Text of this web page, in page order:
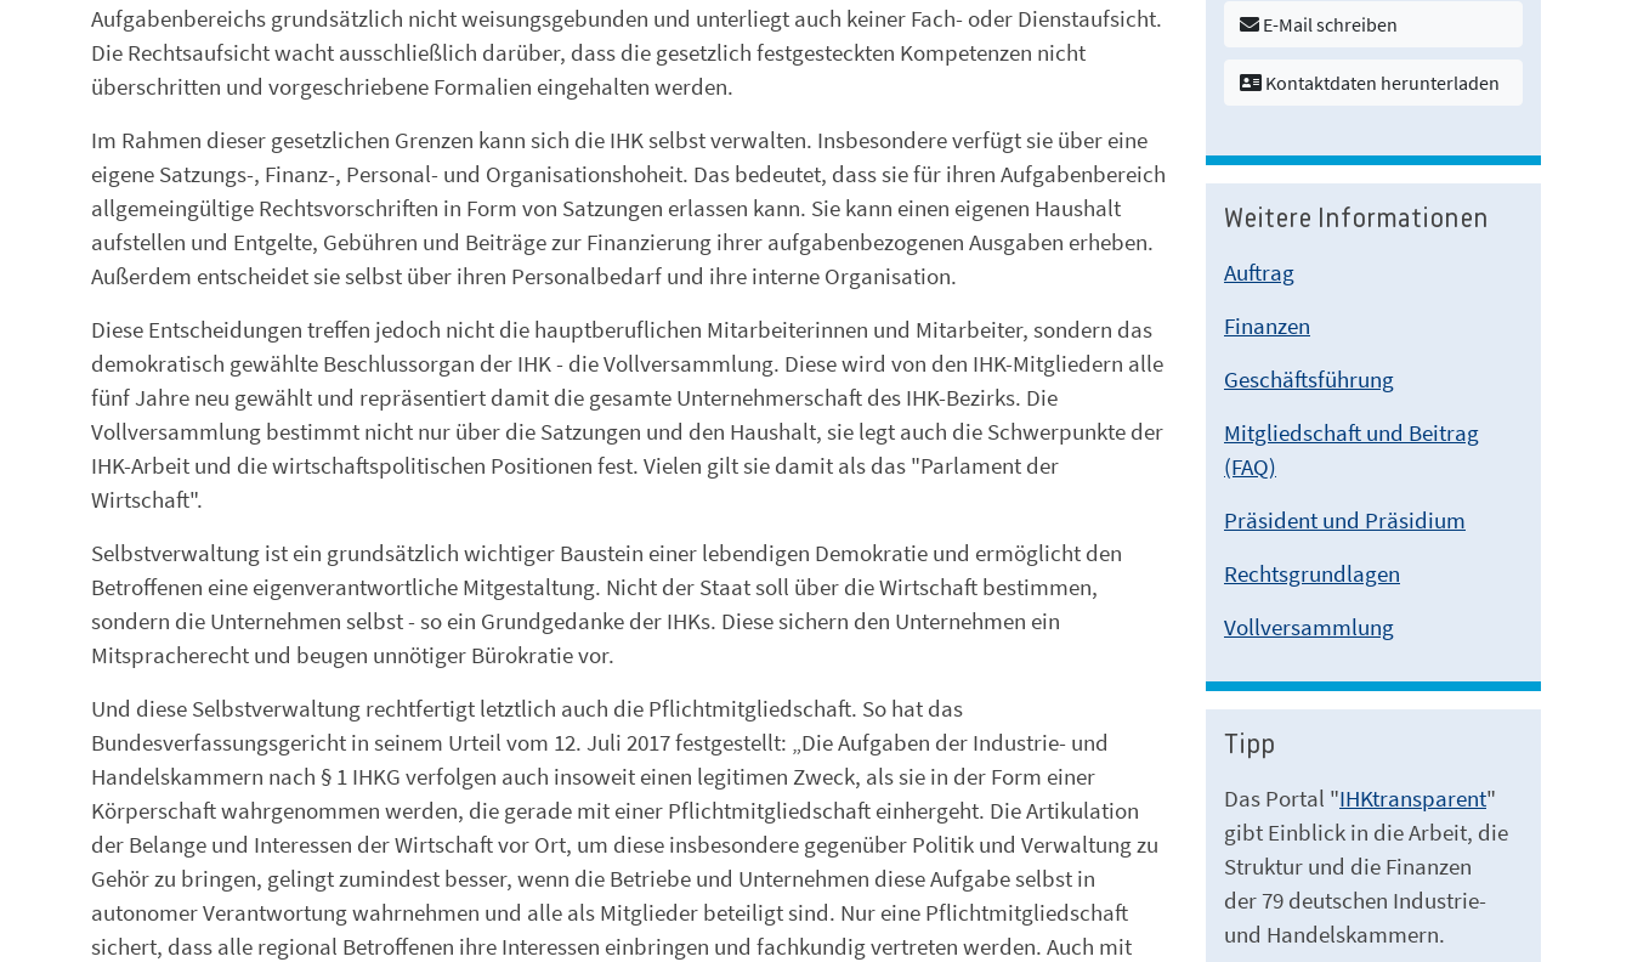
Aufgabenbereichs grundsätzlich nicht weisungsgebunden und unterliegt auch keiner Fach- oder Dienstaufsicht.
Die Rechtsaufsicht wacht ausschließlich darüber, dass die gesetzlich festgesteckten Kompetenzen nicht
überschritten und vorgeschriebene Formalien eingehalten werden.
Im Rahmen dieser gesetzlichen Grenzen kann sich die IHK selbst verwalten. Insbesondere verfügt sie über eine
eigene Satzungs-, Finanz-, Personal- und Organisationshoheit. Das bedeutet, dass sie für ihren Aufgabenbereich
allgemeingültige Rechtsvorschriften in Form von Satzungen erlassen kann. Sie kann einen eigenen Haushalt
aufstellen und Entgelte, Gebühren und Beiträge zur Finanzierung ihrer aufgabenbezogenen Ausgaben erheben.
Außerdem entscheidet sie selbst über ihren Personalbedarf und ihre interne Organisation.
Diese Entscheidungen treffen jedoch nicht die hauptberuflichen Mitarbeiterinnen und Mitarbeiter, sondern das
demokratisch gewählte Beschlussorgan der IHK - die Vollversammlung. Diese wird von den IHK-Mitgliedern alle
fünf Jahre neu gewählt und repräsentiert damit die gesamte Unternehmerschaft des IHK-Bezirks. Die
Vollversammlung bestimmt nicht nur über die Satzungen und den Haushalt, sie legt auch die Schwerpunkte der
IHK-Arbeit und die wirtschaftspolitischen Positionen fest. Vielen gilt sie damit als das "Parlament der
Wirtschaft".
Selbstverwaltung ist ein grundsätzlich wichtiger Baustein einer lebendigen Demokratie und ermöglicht den
Betroffenen eine eigenverantwortliche Mitgestaltung. Nicht der Staat soll über die Wirtschaft bestimmen,
sondern die Unternehmen selbst - so ein Grundgedanke der IHKs. Diese sichern den Unternehmen ein
Mitspracherecht und beugen unnötiger Bürokratie vor.
Und diese Selbstverwaltung rechtfertigt letztlich auch die Pflichtmitgliedschaft. So hat das
Bundesverfassungsgericht in seinem Urteil vom 12. Juli 2017 festgestellt: „Die Aufgaben der Industrie- und
Handelskammern nach § 1 IHKG verfolgen auch insoweit einen legitimen Zweck, als sie in der Form einer
Körperschaft wahrgenommen werden, die gerade mit einer Pflichtmitgliedschaft einhergeht. Die Artikulation
der Belange und Interessen der Wirtschaft vor Ort, um diese insbesondere gegenüber Politik und Verwaltung zu
Gehör zu bringen, gelingt zumindest besser, wenn die Betriebe und Unternehmen diese Aufgabe selbst in
autonomer Verantwortung wahrnehmen und alle als Mitglieder beteiligt sind. Nur eine Pflichtmitgliedschaft
sichert, dass alle regional Betroffenen ihre Interessen einbringen und fachkundig vertreten werden. Auch mit
E-Mail schreiben
Kontaktdaten herunterladen
Weitere Informationen
Auftrag
Finanzen
Geschäftsführung
Mitgliedschaft und Beitrag
(FAQ)
Präsident und Präsidium
Rechtsgrundlagen
Vollversammlung
Tipp
Das Portal "IHKtransparent"
gibt Einblick in die Arbeit, die
Struktur und die Finanzen
der 79 deutschen Industrie-
und Handelskammern.